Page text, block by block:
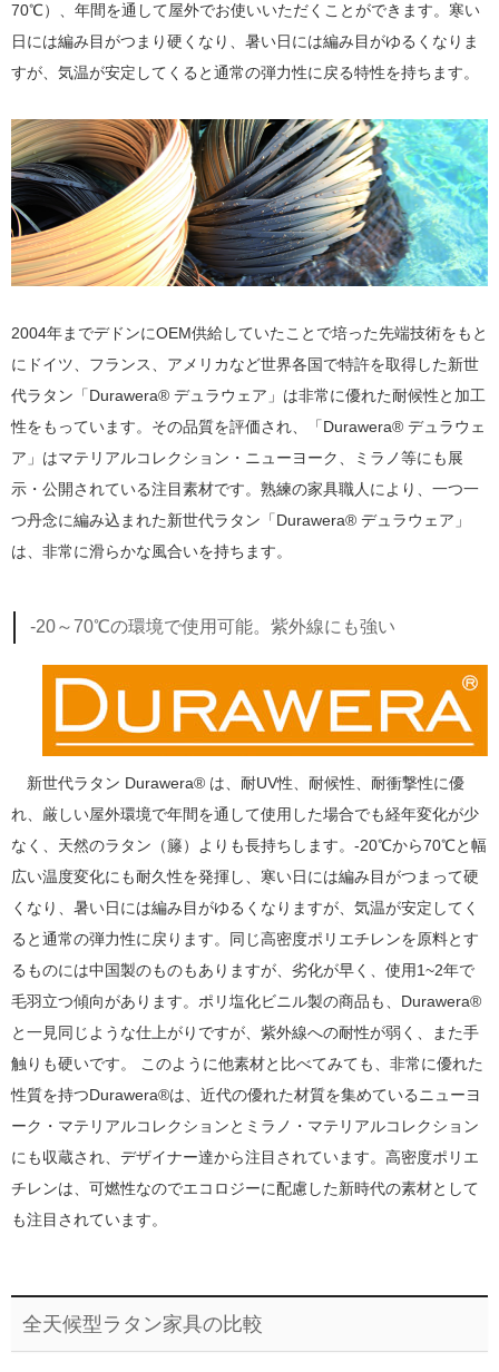
70℃）、年間を通して屋外でお使いいただくことができます。寒い
日には編み目がつまり硬くなり、暑い日には編み目がゆるくなりま
すが、気温が安定してくると通常の弾力性に戻る特性を持ちます。
2004年までデドンにOEM供給していたことで培った先端技術をもと
にドイツ、フランス、アメリカなど世界各国で特許を取得した新世
代ラタン「Durawera® デュラウェア」は非常に優れた耐候性と加工
性をもっています。その品質を評価され、「Durawera® デュラウェ
ア」はマテリアルコレクション・ニューヨーク、ミラノ等にも展
示・公開されている注目素材です。熟練の家具職人により、一つ一
つ丹念に編み込まれた新世代ラタン「Durawera® デュラウェア」
は、非常に滑らかな風合いを持ちます。
-20～70℃の環境で使用可能。紫外線にも強い
新世代ラタン Durawera® は、耐UV性、耐候性、耐衝撃性に優
れ、厳しい屋外環境で年間を通して使用した場合でも経年変化が少
なく、天然のラタン（籐）よりも長持ちします。-20℃から70℃と幅
広い温度変化にも耐久性を発揮し、寒い日には編み目がつまって硬
くなり、暑い日には編み目がゆるくなりますが、気温が安定してく
ると通常の弾力性に戻ります。同じ高密度ポリエチレンを原料とす
るものには中国製のものもありますが、劣化が早く、使用1~2年で
毛羽立つ傾向があります。ポリ塩化ビニル製の商品も、Durawera®
と一見同じような仕上がりですが、紫外線への耐性が弱く、また手
触りも硬いです。 このように他素材と比べてみても、非常に優れた
性質を持つDurawera®は、近代の優れた材質を集めているニューヨ
ーク・マテリアルコレクションとミラノ・マテリアルコレクション
にも収蔵され、デザイナー達から注目されています。高密度ポリエ
チレンは、可燃性なのでエコロジーに配慮した新時代の素材として
も注目されています。
全天候型ラタン家具の比較